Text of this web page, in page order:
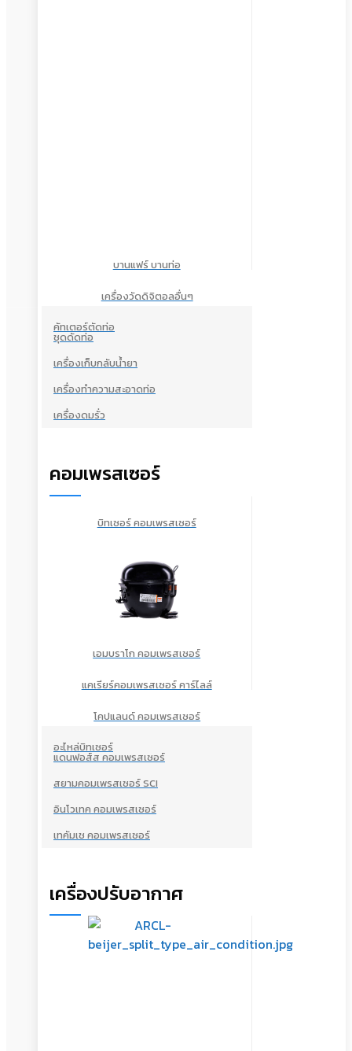
บานแฟร์ บานท่อ
เครื่องวัดดิจิตอลอื่นๆ
คัทเตอร์ตัดท่อ
ชุดดัดท่อ
เครื่องเก็บกลับน้ำยา
เครื่องทำความสะอาดท่อ
เครื่องดมรั่ว
คอมเพรสเซอร์
บิทเซอร์ คอมเพรสเซอร์
เอมบราโก คอมเพรสเซอร์
แคเรียร์คอมเพรสเซอร์ คาร์ไลล์
โคปแลนด์ คอมเพรสเซอร์
อะไหล่บิทเซอร์
แดนฟอส์ส คอมเพรสเซอร์
สยามคอมเพรสเซอร์ SCI
อินโวเทค คอมเพรสเซอร์
เทคัมเช คอมเพรสเซอร์
เครื่องปรับอากาศ